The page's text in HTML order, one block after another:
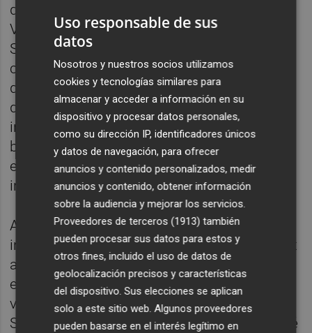
químic i també Medalla d’Honor de la Xarxa
Vives l’any 2021. De la trajectòria d’Alegret,
Solà ha remarcat les seues notables
contribucions a la recerca en el camp dels
quimiosensors i els biosensors i en el
desenvolupament de sistemes analítics
integrats per al control de processos
biomèdics, ambientals i industrials, basats
en conceptes de bioinstrumentació i
instrumentació biomimètica.
Alegret ha estat vinculat a nombroses
institucions i entitats cíviques, especialment
a l’Institut d’Estudis Catalans, del qual ha
estat secretari general (2002-2005) i
vicepresident (2005-2009) a través de la
Societat Catalana de Química. Alegret també
Uso responsable de sus
datos
Nosotros y nuestros socios utilizamos
cookies y tecnologías similares para
almacenar y acceder a información en su
dispositivo y procesar datos personales,
como su dirección IP, identificadores únicos
y datos de navegación, para ofrecer
anuncios y contenido personalizados, medir
anuncios y contenido, obtener información
sobre la audiencia y mejorar los servicios.
Proveedores de terceros (1913) también
pueden procesar sus datos para estos y
otros fines, incluido el uso de datos de
geolocalización precisos y características
del dispositivo. Sus elecciones se aplican
solo a este sitio web. Algunos proveedores
pueden basarse en el interés legítimo en